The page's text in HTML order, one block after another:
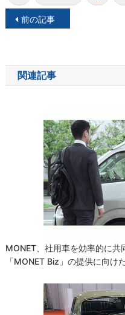
投
ナ
ビ
前の記事
関連記事
MONET、社用車を効率的に共
「MONET Biz」の提供に向け